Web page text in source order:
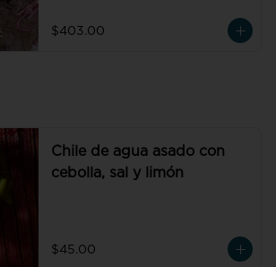
$403.00
Chile de agua asado con
cebolla, sal y limón
$45.00